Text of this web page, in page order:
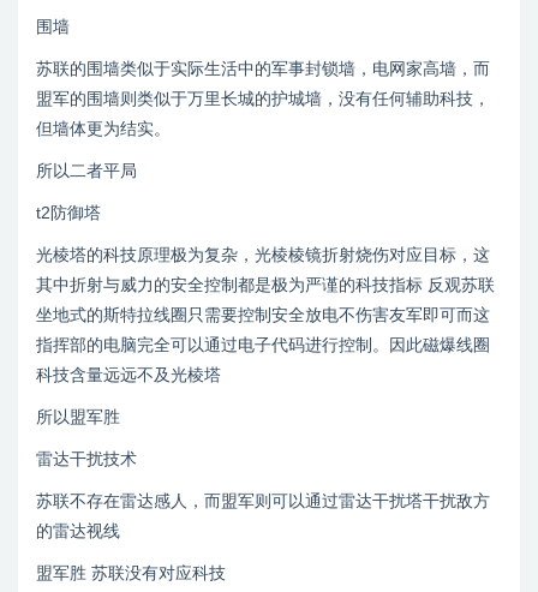
围墙
苏联的围墙类似于实际生活中的军事封锁墙，电网家高墙，而
盟军的围墙则类似于万里长城的护城墙，没有任何辅助科技，
但墙体更为结实。
所以二者平局
t2防御塔
光棱塔的科技原理极为复杂，光棱棱镜折射烧伤对应目标，这
其中折射与威力的安全控制都是极为严谨的科技指标 反观苏联
坐地式的斯特拉线圈只需要控制安全放电不伤害友军即可而这
指挥部的电脑完全可以通过电子代码进行控制。因此磁爆线圈
科技含量远远不及光棱塔
所以盟军胜
雷达干扰技术
苏联不存在雷达感人，而盟军则可以通过雷达干扰塔干扰敌方
的雷达视线
盟军胜 苏联没有对应科技